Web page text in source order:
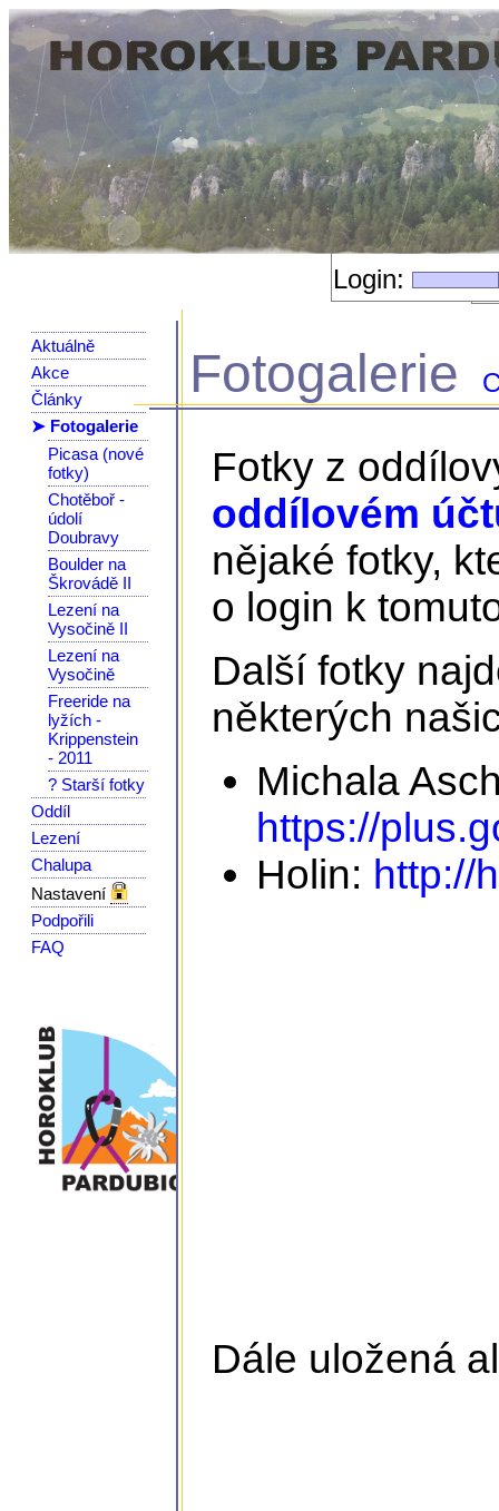
Login:
Aktuálně
Akce
Články
➤ Fotogalerie
Picasa (nové
fotky)
Chotěboř -
údolí
Doubravy
Boulder na
Škrovádě II
Lezení na
Vysočině II
Lezení na
Vysočině
Freeride na
lyžích -
Krippenstein
- 2011
? Starší fotky
Oddíl
Lezení
Chalupa
Nastavení
Podpořili
FAQ
Fotogalerie
Fotky z
oddílovém
nějaké fotky,
o login k
Další fotky
některých
Michala
https://
Holin: http://
Dále uložená